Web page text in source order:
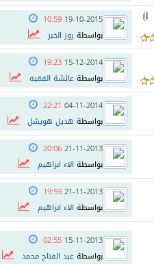
19-10-2015
10:59
بواسطة روز الخبر
15-12-2014
19:23
بواسطةعائشة الفقيه
04-11-2014
22:21
بواسطة هديل هويشل
21-11-2013
20:06
بواسطة الاء ابراهيم
21-11-2013
19:59
بواسطة الاء ابراهيم
15-11-2013
02:55
بواسطةعبد الفتاح محمد